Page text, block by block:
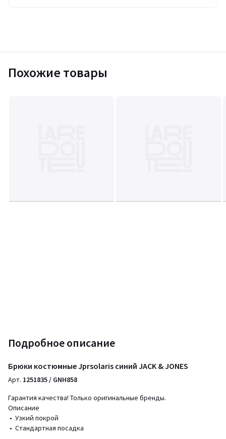
Похожие товары
Подробное описание
Брюки костюмные Jprsolaris синий JACK & JONES
Арт. 1251835 / GNH858
Гарантия качества! Только оригинальные бренды.
Описание
• Узкий покрой
• Стандартная посадка